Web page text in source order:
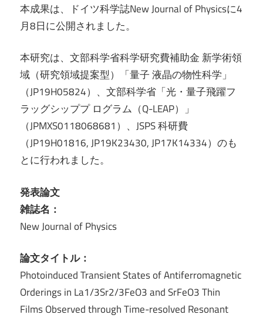
本成果は、ドイツ科学誌New Journal of Physicsに4
月8日に公開されました。
本研究は、文部科学省科学研究費補助金 新学術領
域（研究領域提案型）「量子 液晶の物性科学」
（JP19H05824）、文部科学省「光・量子飛躍フ
ラッグシッププ ログラム（Q-LEAP）」
（JPMXS0118068681）、JSPS 科研費
（JP19H01816, JP19K23430, JP17K14334）のも
とに行われました。
発表論文
雑誌名：
New Journal of Physics
論文タイトル：
Photoinduced Transient States of Antiferromagnetic
Orderings in La1/3Sr2/3FeO3 and SrFeO3 Thin
Films Observed through Time-resolved Resonant